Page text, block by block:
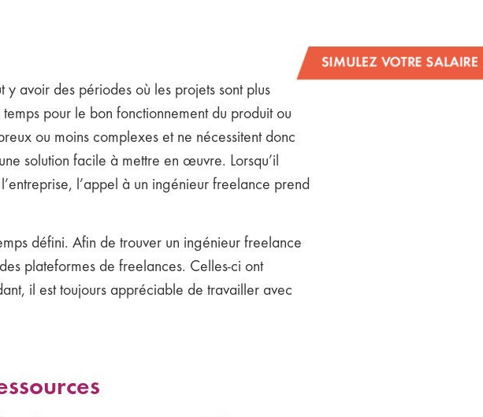
SIMULEZ VOTRE SALAIRE
y avoir des périodes où les projets sont plus
pour le bon fonctionnement du produit ou
ou moins complexes et ne nécessitent donc
solution facile à mettre en œuvre. Lorsqu’il
l’appel à un ingénieur freelance prend
défini. Afin de trouver un ingénieur freelance
plateformes de freelances. Celles-ci ont
il est toujours appréciable de travailler avec